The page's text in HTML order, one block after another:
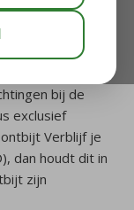
bij de
exclusief
Verblijf je
dan houdt dit in
zijn